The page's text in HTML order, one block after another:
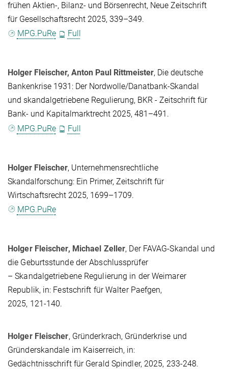
frühen Aktien-, Bilanz- und Börsenrecht, Neue Zeitschrift
für Gesellschaftsrecht 2025, 339–349.
MPG.PuRe
Full
Holger Fleischer, Anton Paul Rittmeister, Die deutsche
Bankenkrise 1931: Der Nordwolle/Danatbank-Skandal
und skandalgetriebene Regulierung, BKR - Zeitschrift für
Bank- und Kapitalmarktrecht 2025, 481–491.
MPG.PuRe
Full
Holger Fleischer, Unternehmensrechtliche
Skandalforschung: Ein Primer, Zeitschrift für
Wirtschaftsrecht 2025, 1699–1709.
MPG.PuRe
Holger Fleischer, Michael Zeller, Der FAVAG-Skandal und
die Geburtsstunde der Abschlussprüfer
– Skandalgetriebene Regulierung in der Weimarer
Republik, in: Festschrift für Walter Paefgen,
2025, 121-140.
Holger Fleischer, Gründerkrach, Gründerkrise und
Gründerskandale im Kaiserreich, in:
Gedächtnisschrift für Gerald Spindler, 2025, 233-248.